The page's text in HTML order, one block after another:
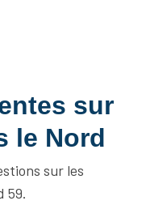
sur
le Nord
sur les
59.